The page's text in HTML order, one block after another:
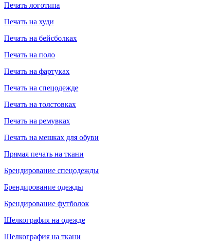
Печать логотипа
Печать на худи
Печать на бейсболках
Печать на поло
Печать на фартуках
Печать на спецодежде
Печать на толстовках
Печать на ремувках
Печать на мешках для обуви
Прямая печать на ткани
Брендирование спецодежды
Брендирование одежды
Брендирование футболок
Шелкография на одежде
Шелкография на ткани